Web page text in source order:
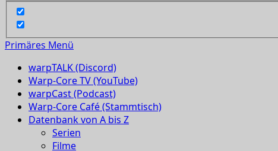
Primäres Menü
warpTALK (Discord)
Warp-Core TV (YouTube)
warpCast (Podcast)
Warp-Core Café (Stammtisch)
Datenbank von A bis Z
Serien
Filme